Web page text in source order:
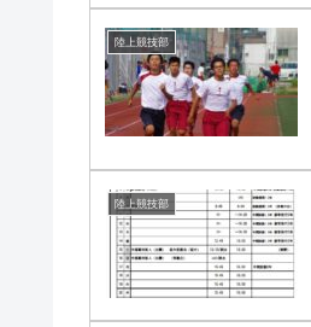
陸上競技部
陸上競技部